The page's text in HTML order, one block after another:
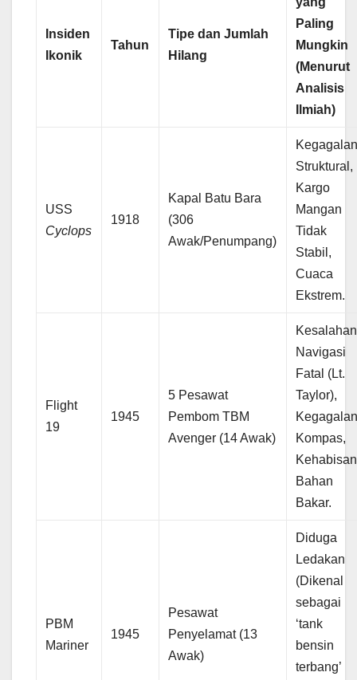
Insiden
Ikonik
Tahun
Tipe dan Jumlah
Hilang
Paling
Mungkin
(Menurut
Analisis
Ilmiah)
USS
Cyclops
1918
Kapal Batu Bara
(306
Awak/Penumpang)
Struktural,
Kargo
Mangan
Tidak
Stabil,
Cuaca
Ekstrem.
Flight
19
1945
5 Pesawat
Pembom TBM
Avenger (14 Awak)
Kesalahan
Navigasi
Fatal (Lt.
Taylor),
Kompas,
Kehabisan
Bahan
Bakar.
PBM
Mariner
1945
Pesawat
Penyelamat (13
Awak)
Diduga
Ledakan
(Dikenal
sebagai
‘tank
bensin
terbang’